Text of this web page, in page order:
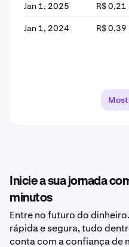
Jan 1, 2025 R$ 0,21
Jan 1, 2024 R$ 0,39
Inicie a sua jornada
minutos
Entre no futuro do
rápida e segura, tudo
conta com a confiança de